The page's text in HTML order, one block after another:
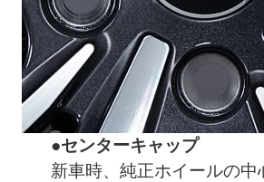
●センターキャップ
新車時、純正ホイールの中